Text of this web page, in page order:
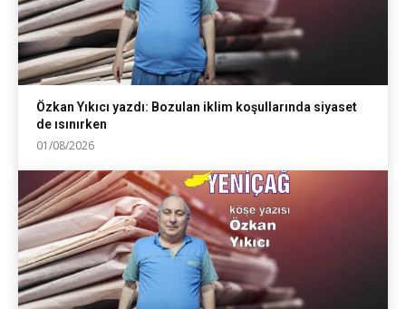
Özkan Yıkıcı yazdı: Bozulan iklim koşullarında siyaset
de ısınırken
01/08/2026